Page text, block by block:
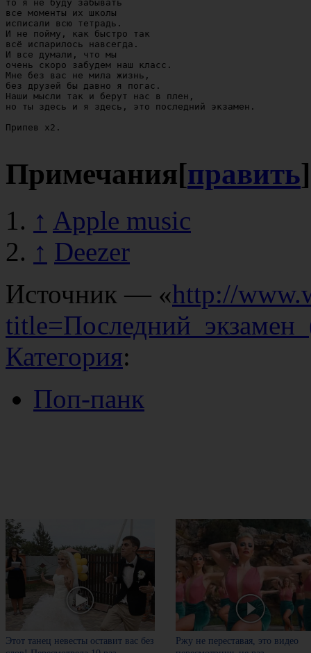
то я не буду забывать
все моменты их школы
исписали всю тетрадь.
И не пойму, как быстро так
всё испарилось навсегда.
И все думали, что мы
очень скоро забудем наш класс.
Мне без вас не мила жизнь,
без друзей бы давно я погас.
Наши мысли так и берут нас в плен,
но ты здесь и я здесь, это последний экзамен.
Припев х2.
Примечания[править]
↑ Apple music
↑ Deezer
Источник — «http://
Категория:
Поп-панк
Этот танец невесты оставит вас без
Ржу не переставая, это видео